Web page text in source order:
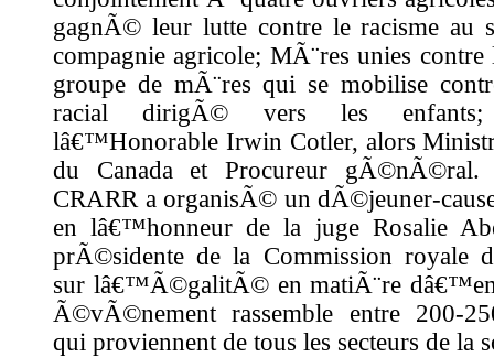
gagnÃ© leur lutte contre le racisme au
compagnie agricole; MÃ¨res unies contre
groupe de mÃ¨res qui se mobilise
racial dirigÃ© vers les
lâ€™Honorable Irwin Cotler, alors
du Canada et Procureur
CRARR a organisÃ© un dÃ©jeuner-
en lâ€™honneur de la juge Rosalie
prÃ©sidente de la Commission royale
sur lâ€™Ã©galitÃ© en matiÃ¨re
Ã©vÃ©nement rassemble entre 200-
qui proviennent de tous les secteurs de